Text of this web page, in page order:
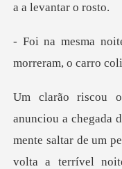
morreram, o
m
volta a terrível